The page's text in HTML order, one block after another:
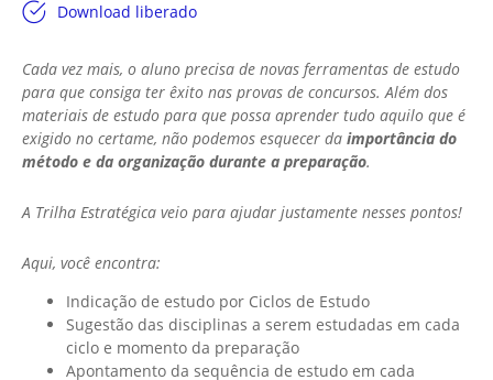
Download liberado
Cada vez mais, o aluno precisa de novas ferramentas de estudo
para que consiga ter êxito nas provas de concursos. Além dos
materiais de estudo para que possa aprender tudo aquilo que é
exigido no certame, não podemos esquecer da importância do
método e da organização durante a preparação.
A Trilha Estratégica veio para ajudar justamente nesses pontos!
Aqui, você encontra:
Indicação de estudo por Ciclos de Estudo
Sugestão das disciplinas a serem estudadas em cada
ciclo e momento da preparação
Apontamento da sequência de estudo em cada